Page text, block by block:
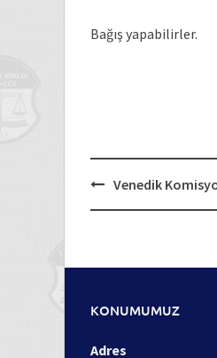
Bağış yapabilirler.
Post
navigation
Venedik
KONUMUMUZ
Adres